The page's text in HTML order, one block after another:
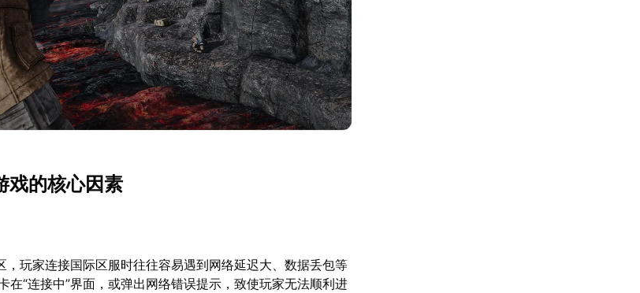
戏的核心因素
，玩家连接国际区服时往往容易遇到网络延迟大、数据丢包等
在“连接中”界面，或弹出网络错误提示，致使玩家无法顺利进